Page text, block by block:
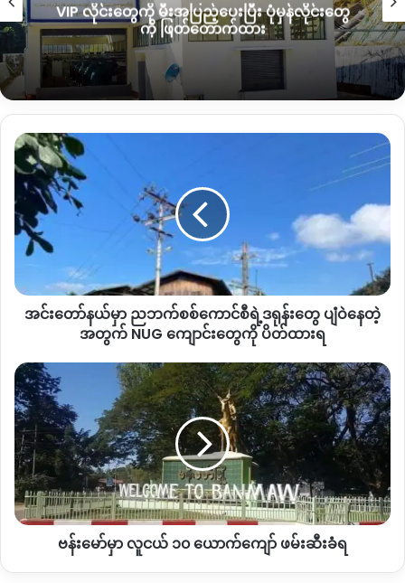
လက်ရှိ စစ်ကောင်စီတပ်က နမ့်အွမ်ကျေးရွာအနီး ဆိုင်းခေါင်ရွာထိပ်
က
ဂျောင်ဘူတောင်ကုန်းဘက်ကို လက်နက်ကြီးဆက်တိုက်ပစ်ခတ်
နေကြောင်း သိရပါတယ်။
စစ်တပ်က ခုလို မူဆယ်အနီးတ၀ိုက်နေရာယူထားပြီးTNLAတပ်စွဲ
ရန် စစ်အင်အားဆက်တိုက်ဖြည့်တင်းနေကြောင်း
မူဆယ်ဒေသခံ
များ ပြောပါတယ်။
“လက်ရှိအခြေအနေက နမ့်အွမ်အထက်
စစ်အင်အားတွေ အကုန်ပို့
ထားပြီး
ဟူဘောကျေးရွာ၊ စယ်လန်တ
စစ်တပ်တွေ အကုန်နေရာယူထားပြီ။ ဆင်
လီ
(SinliBum )တောင်ဘက်မှာTNLAနဲ့ တပ်ပေါင်းစုတွေ
ဘိန်း
ချက်တဲ့စက်ရုံရှိတယ်လေ။ အဲ့ဒါကို စစ်တပ်က ထိုစစ်ဆင်တိုက်ခိုက်
ပြင်ဆင်နေတယ်လို့ မြင်တယ်။ အခု စစ်အင်အား
က ပြောပါတယ်။
ရှမ်းမြောက် မူဆယ် –နမ့်ခမ့်ကြား စယ်လန်ကျေးရွာတွင်
ပြီးခဲ့
တဲ့ ဩဂုတ် လကုန် စစ်တပ်နဲ့TNLAကြားတိုက်ပွဲပြင်းထန်ခဲ့
ပြီး
လက်ရှိချိန် စစ်တပ်ကဆက်တိုက်ထိုးစစ်ဆင်နေ
သလိုTNLAနဲ့ စစ်ရေးအခြေအနေတင်းမာနေတာလည်း ဖြစ်ပါ
တယ်။
စစ်ကောင်စီတပ်
ပစ်ခတ်ခံရတိုင်း အရပ်သားပြည်သူများ နေ
VIP လိုင်းတွေကို မီးအပြည့်ပေးပြီး ပုံမှန်လိုင်းတွေ
ကို ဖြတ်တောက်ထား
အင်း
တော်
နယ်
မှာ
ည
ဘက်
စစ်
ရဲ့
ပျံ
ဝဲ
နေ
တဲ့
အတွက်
NUG
ကျောင်း
တွေ
ကို
အင်းတော်နယ်မှာ ညဘက်စစ်ကောင်စီရဲ့ဒရုန်းတွေ ပျံဝဲနေတဲ့
အတွက် NUG ကျောင်းတွေကို ပိတ်ထားရ
ဗန်း
မော်
မှာ
လူငယ်
၁၀
ယောက်
ကျော်
ဖမ်းဆီး
ခံရ
ဗန်းမော်မှာ လူငယ် ၁၀ ယောက်ကျော် ဖမ်းဆီးခံရ